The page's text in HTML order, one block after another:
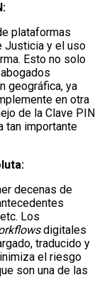
plataformas
Justicia y el uso
Esto no solo
geográfica, ya
en otra
de la Clave PIN
tan importante
decenas de
Los
digitales
traducido y
el riesgo
son una de las